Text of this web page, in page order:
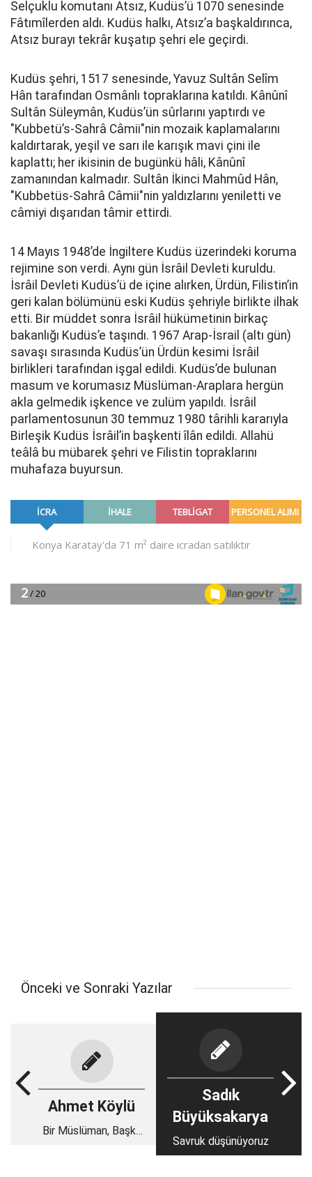
Selçuklu komutanı Atsız, Kudüs’ü 1070 senesinde
Fâtımîlerden aldı. Kudüs halkı, Atsız’a başkaldırınca,
Atsız burayı tekrâr kuşatıp şehri ele geçirdi.
Kudüs şehri, 1517 senesinde, Yavuz Sultân Selîm
Hân tarafından Osmânlı topraklarına katıldı. Kânûnî
Sultân Süleymân, Kudüs’ün sûrlarını yaptırdı ve
"Kubbetü’s-Sahrâ Câmii"nin mozaik kaplamalarını
kaldırtarak, yeşil ve sarı ile karışık mavi çini ile
kaplattı; her ikisinin de bugünkü hâli, Kânûnî
zamanından kalmadır. Sultân İkinci Mahmûd Hân,
"Kubbetüs-Sahrâ Câmii"nin yaldızlarını yeniletti ve
câmiyi dışarıdan tâmir ettirdi.
14 Mayıs 1948’de İngiltere Kudüs üzerindeki koruma
rejimine son verdi. Aynı gün İsrâil Devleti kuruldu.
İsrâil Devleti Kudüs’ü de içine alırken, Ürdün, Filistin’in
geri kalan bölümünü eski Kudüs şehriyle birlikte ilhak
etti. Bir müddet sonra İsrâil hükümetinin birkaç
bakanlığı Kudüs’e taşındı. 1967 Arap-İsrail (altı gün)
savaşı sırasında Kudüs’ün Ürdün kesimi İsrâil
birlikleri tarafından işgal edildi. Kudüs’de bulunan
masum ve korumasız Müslüman-Araplara hergün
akla gelmedik işkence ve zulüm yapıldı. İsrâil
parlamentosunun 30 temmuz 1980 târihli kararıyla
Birleşik Kudüs İsrâil’in başkenti îlân edildi. Allahü
teâlâ bu mübarek şehri ve Filistin topraklarını
muhafaza buyursun.
Önceki ve Sonraki Yazılar
Ahmet Köylü
Bir Müslüman, Başka
Sadık
Büyüksakarya
Savruk düşünüyoruz